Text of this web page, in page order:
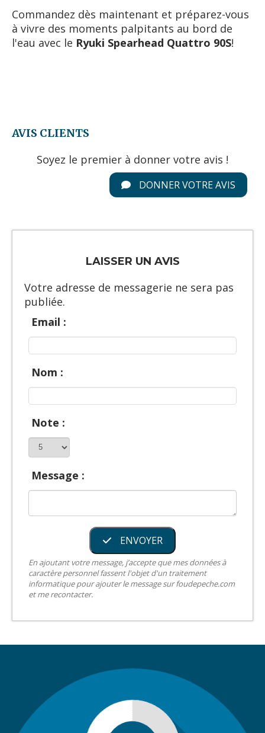
Commandez dès maintenant et préparez-vous
à vivre des moments palpitants au bord de
l'eau avec le Ryuki Spearhead Quattro 90S!
AVIS CLIENTS
Soyez le premier à donner votre avis !
DONNER VOTRE AVIS
LAISSER UN AVIS
Votre adresse de messagerie ne sera pas
publiée.
Email :
Nom :
Note :
Message :
ENVOYER
En ajoutant votre message, j’accepte que mes données à
caractère personnel fassent l'objet d'un traitement
informatique pour ajouter le message sur foudepeche.com
et me recontacter.